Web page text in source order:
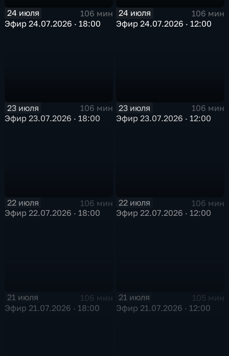
24 июля
106 мин
Эфир 24.07.2026 · 18:00
24 июля
106 мин
Эфир 24.07.2026 · 12:00
23 июля
106 мин
Эфир 23.07.2026 · 18:00
23 июля
106 мин
Эфир 23.07.2026 · 12:00
22 июля
106 мин
Эфир 22.07.2026 · 18:00
22 июля
106 мин
Эфир 22.07.2026 · 12:00
21 июля
106 мин
Эфир 21.07.2026 · 18:00
21 июля
105 мин
Эфир 21.07.2026 · 12:00